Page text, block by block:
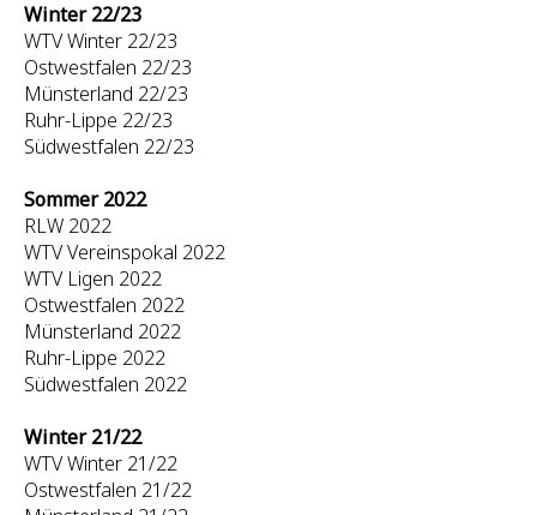
Winter 22/23
WTV Winter 22/23
Ostwestfalen 22/23
Münsterland 22/23
Ruhr-Lippe 22/23
Südwestfalen 22/23
Sommer 2022
RLW 2022
WTV Vereinspokal 2022
WTV Ligen 2022
Ostwestfalen 2022
Münsterland 2022
Ruhr-Lippe 2022
Südwestfalen 2022
Winter 21/22
WTV Winter 21/22
Ostwestfalen 21/22